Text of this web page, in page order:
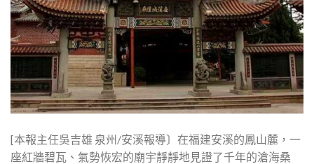
[本報主任吳吉雄 泉州/安溪報導〕在福建安溪的鳳山麓，一
座紅牆碧瓦、氣勢恢宏的廟宇靜靜地見證了千年的滄海桑